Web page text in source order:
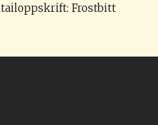
Frostbitt